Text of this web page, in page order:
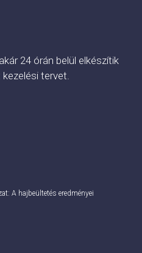
24 órán belül elkészítik
tervet.
A hajbeültetés eredményei